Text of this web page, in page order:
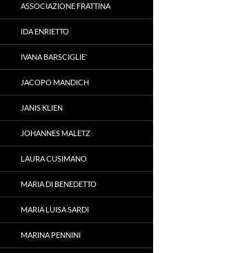
ASSOCIAZIONE FRATTINA
IDA ENRIETTO
IVANA BARSCIGLIE’
JACOPO MANDICH
JANIS KLIEN
JOHANNES MALETZ
LAURA CUSIMANO
MARIA DI BENEDETTO
MARIA LUISA SARDI
MARINA PENNINI